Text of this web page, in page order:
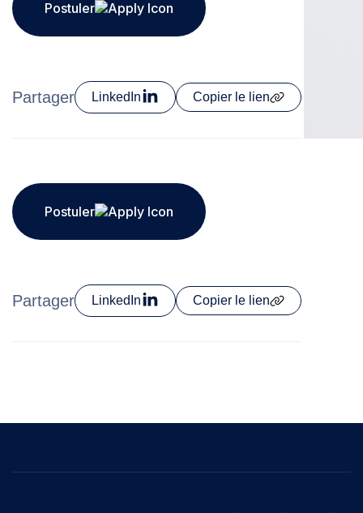
Postuler
Partager LinkedIn Copier le lien
Postuler
Partager LinkedIn Copier le lien